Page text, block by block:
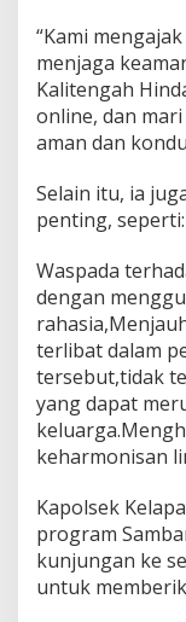
“Kami
menjaga
Kalitengah
online, dan
aman dan
Selain itu, ia
penting, seperti:
Waspada
dengan
terlibat dalam
tersebut,tidak
yang dapat
keharmonisan
Kapolsek
program
kunjungan ke
untuk